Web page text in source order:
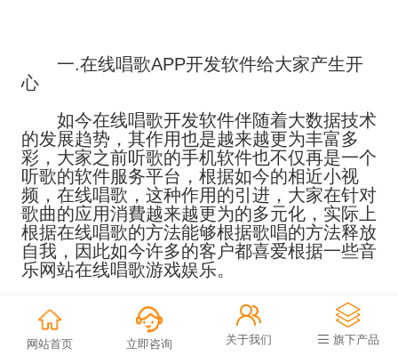
一.在线唱歌APP开发软件给大家产生开
心
如今在线唱歌开发软件伴随着大数据技术
的发展趋势，其作用也是越来越更为丰富多
彩，大家之前听歌的手机软件也不仅再是一个
听歌的软件服务平台，根据如今的相近小视
频，在线唱歌，这种作用的引进，大家在针对
歌曲的应用消費越来越更为的多元化，实际上
根据在线唱歌的方法能够根据歌唱的方法释放
自我，因此如今许多的客户都喜爱根据一些音
乐网站在线唱歌游戏娱乐。
二.在线唱歌APP开发软件作用
1.在线点歌作用：根据手机上APP选择歌
网站首页 立即咨询

关于我们

旗下产品